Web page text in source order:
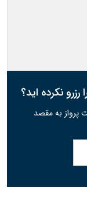
نکرده اید؟
پرواز به مقصد